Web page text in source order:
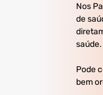
Nos
de
saúde.
Pode
bem